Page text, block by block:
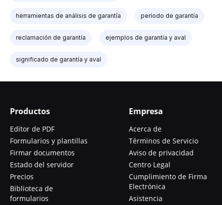
herramientas de análisis de garantía período de garantía
reclamación de garantía ejemplos de garantía y aval
significado de garantía y aval
Productos
Editor de PDF
Formularios y plantillas
Firmar documentos
Estado del servidor
Precios
Biblioteca de
formularios
Empresa
Acerca de
Términos de Servicio
Aviso de privacidad
Centro Legal
Cumplimiento de Firma
Electrónica
Asistencia